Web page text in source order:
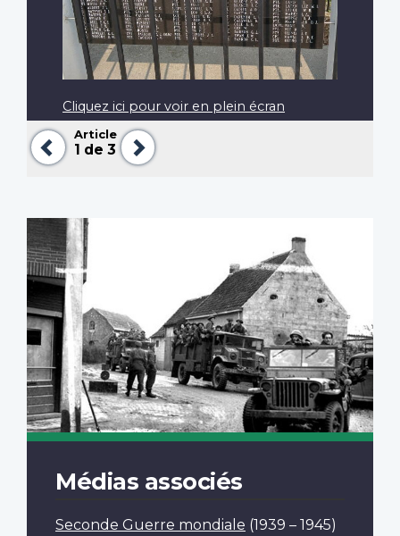
Précédent
Article
1 de 3
Suivant
Cliquez ici pour voir en plein écran
Médias associés
Seconde Guerre mondiale (1939 – 1945)